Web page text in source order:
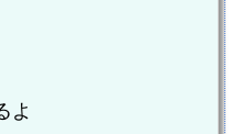
よ